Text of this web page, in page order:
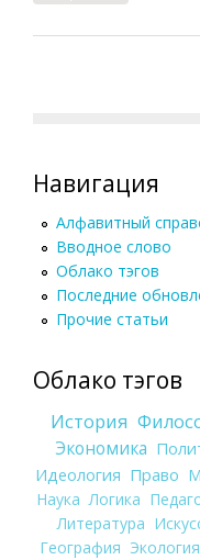
Навигация
Алфавитный
Вводное слово
Облако тэгов
Последние
Прочие статьи
Облако тэгов
История
Экономика
Идеология Право
Наука Логика
Литература
География Экология